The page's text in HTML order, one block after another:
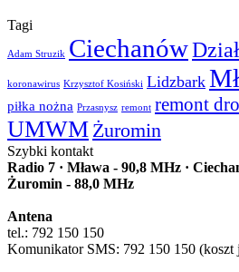
Tagi
Adam Struzik Ciechanów
koronawirus Krzysztof Kosiński Lidzbark
piłka nożna Przasnysz remont remont
UMWM Żuromin
Szybki kontakt
Radio 7 · Mława - 90,8 MHz ·
Żuromin - 88,0 MHz
Antena
tel.: 792 150 150
Komunikator SMS: 792 150 150 (koszt